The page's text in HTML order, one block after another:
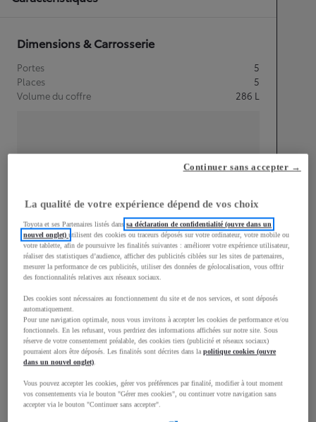
Dimensions & Carrosserie
Portes
5
Places
5
Volume du coffre
286 L
Longueur
3 940mm
Hauteur
1 500
Largeur
1 745mm
Consommation mixte
La qualité de votre expérience dépend de vos choix
Toyota et ses Partenaires listés danssa déclaration de confidentialité (ouvre dans un
nouvel onglet)utilisent des cookies ou traceurs déposés sur votre ordinateur, votre mobile ou
votre tablette, afin de poursuivre les finalités suivantes : améliorer votre expérience utilisateur,
réaliser des statistiques d’audience, afficher des publicités ciblées sur les sites de partenaires,
mesurer la performance de ces publicités, utiliser des données de géolocalisation, vous offrir
des fonctionnalités relatives aux réseaux sociaux.
Des cookies sont nécessaires au fonctionnement du site et de nos services, et sont déposés
automatiquement.
Pour une navigation optimale, nous vous invitons à accepter les cookies de performance et/ou
fonctionnels. En les refusant, vous perdriez des informations affichées sur notre site. Sous
réserve de votre consentement préalable, des cookies tiers (publicité et réseaux sociaux)
pourraient alors être déposés. Les finalités sont décrites dans lapolitique cookies (ouvre
dans un nouvel onglet).
Vous pouvez accepter les cookies, gérer vos préférences par finalité, modifier à tout moment
vos consentements via le bouton "Gérer mes cookies", ou continuer votre navigation sans
accepter via le bouton "Continuer sans accepter".
Continuer sans accepter →